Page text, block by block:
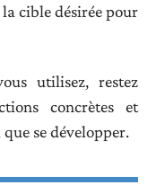
cible désirée pour
utilisez, restez
concrètes et
se développer.